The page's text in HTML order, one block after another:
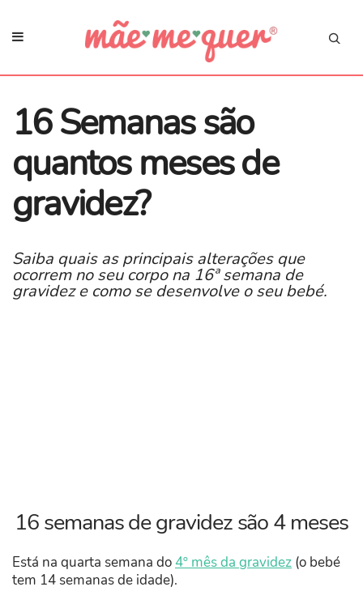
16 Semanas são
quantos meses de
gravidez?
Saiba quais as principais alterações que
ocorrem no seu corpo na 16ª semana de
gravidez e como se desenvolve o seu bebé.
16 semanas de gravidez são 4 meses
Está na quarta semana do4º mês da gravidez (o bebé
tem 14 semanas de idade).